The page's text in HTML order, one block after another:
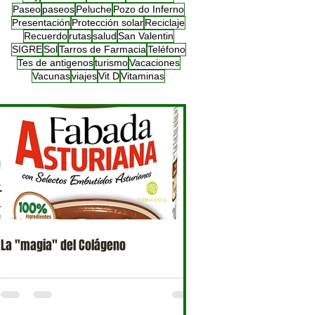
PaseopaseosPeluchePozo do Inferno
Presentación Protección solarReciclaje
Recuerdo rutassaludSan Valentin
SIGRESolTarros de FarmaciaTeléfono
Tes de antigenosturismoVacaciones
VacunasviajesVit DVitaminas
La "magia" del Colágeno